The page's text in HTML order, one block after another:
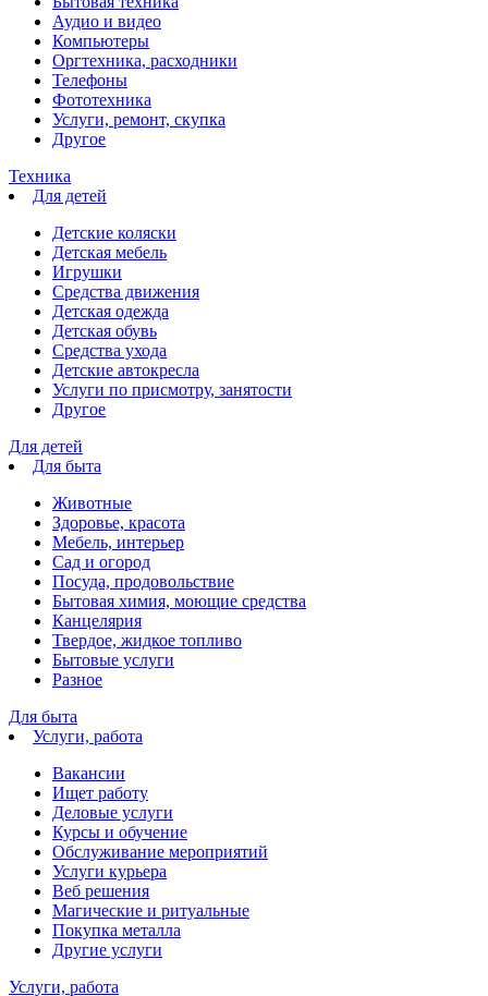
Аудио и видео
Компьютеры
Оргтехника, расходники
Телефоны
Фототехника
Услуги, ремонт, скупка
Другое
Техника
Для детей
Детские коляски
Детская мебель
Игрушки
Средства движения
Детская одежда
Детская обувь
Средства ухода
Детские автокресла
Услуги по присмотру, занятости
Другое
Для детей
Для быта
Животные
Здоровье, красота
Мебель, интерьер
Сад и огород
Посуда, продовольствие
Бытовая химия, моющие средства
Канцелярия
Твердое, жидкое топливо
Бытовые услуги
Разное
Для быта
Услуги, работа
Вакансии
Ищет работу
Деловые услуги
Курсы и обучение
Обслуживание мероприятий
Услуги курьера
Веб решения
Магические и ритуальные
Покупка металла
Другие услуги
Услуги, работа